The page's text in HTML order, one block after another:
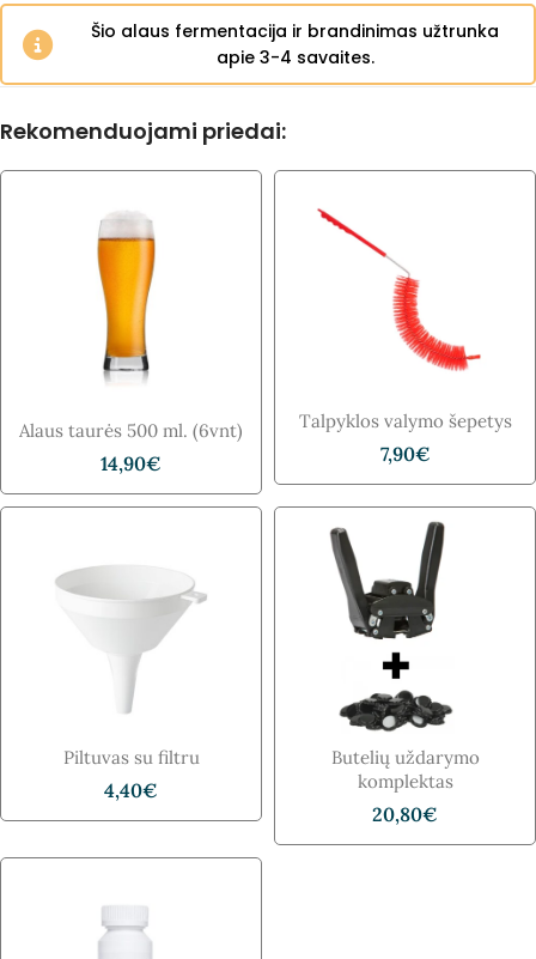
Šio alaus fermentacija ir brandinimas užtrunka
apie 3-4 savaites.
Rekomenduojami priedai:
Alaus taurės 500 ml. (6vnt)
14,90€
Talpyklos valymo šepetys
7,90€
Piltuvas su filtru
4,40€
Butelių uždarymo
komplektas
20,80€